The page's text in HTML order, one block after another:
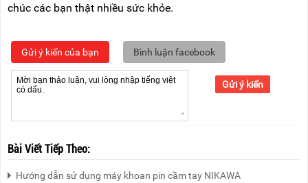
chúc các bạn thật nhiều sức khỏe.
Gửi ý kiến của bạn Bình luận facebook
Gửi ý kiến
Bài Viết Tiếp Theo:
Hướng dẫn sử dụng máy khoan pin cầm tay NIKAWA